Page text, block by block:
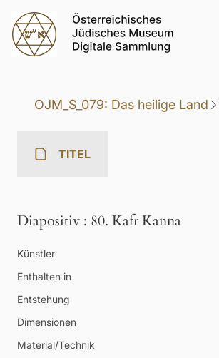
OJM_S_079: Das heilige Land
TITEL
Diapositiv : 80. Kafr Kanna
Künstler
Enthalten in
Entstehung
Dimensionen
Material/Technik